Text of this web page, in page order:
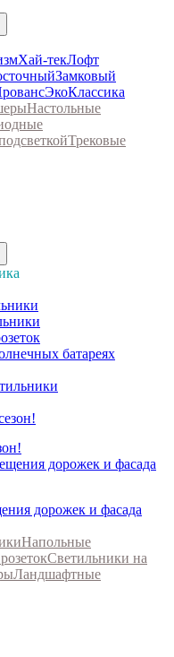
Хай-текЛофт
Замковый
ЭкоКлассика
Настольные
Трековые
батареях
дорожек и фасада
Напольные
Светильники на
Ландшафтные